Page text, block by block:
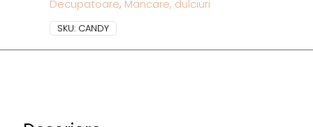
Decupatoare, Mancare, dulciuri
SKU: CANDY